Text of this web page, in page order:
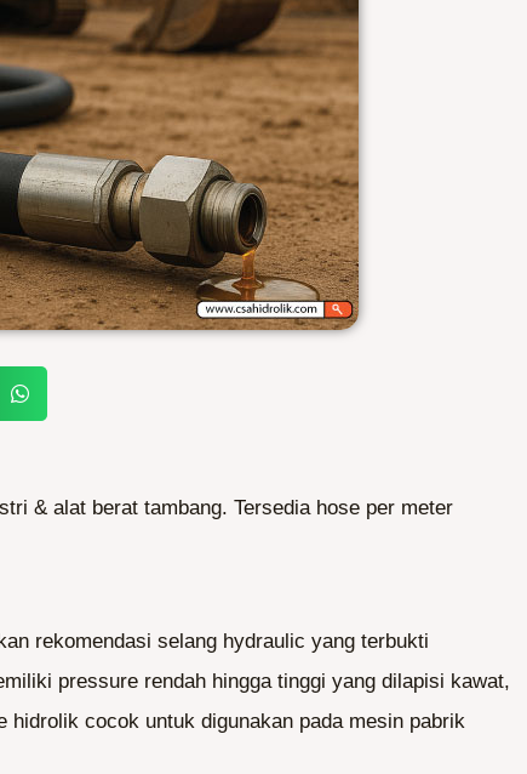
& alat berat tambang. Tersedia hose per meter
rekomendasi selang hydraulic yang terbukti
pressure rendah hingga tinggi yang dilapisi kawat,
cocok untuk digunakan pada mesin pabrik